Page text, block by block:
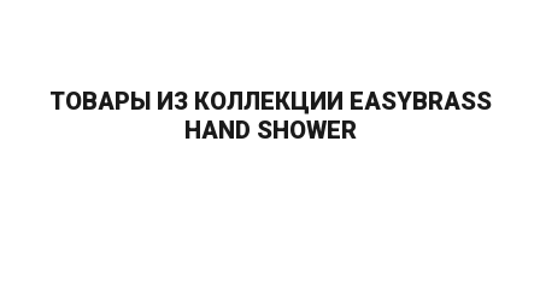
ТОВАРЫ ИЗ КОЛЛЕКЦИИ EASYBRASS
HAND SHOWER